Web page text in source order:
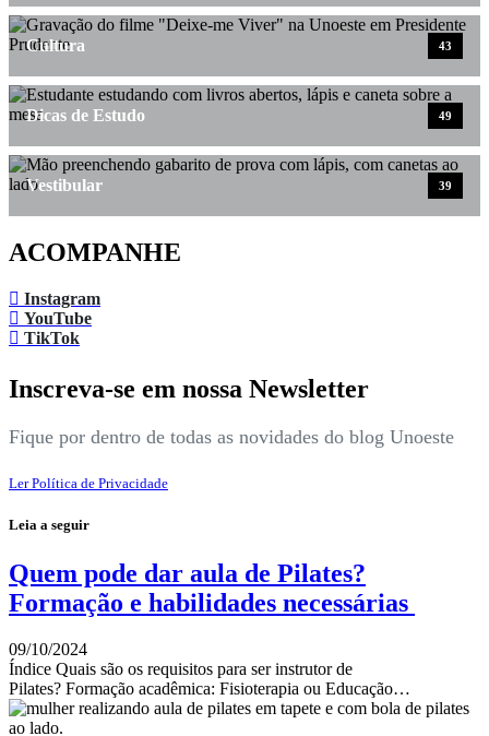
Cultura 43
Dicas de Estudo 49
Vestibular 39
ACOMPANHE
Instagram
YouTube
TikTok
Inscreva-se em nossa Newsletter
Fique por dentro de todas as novidades do blog Unoeste
Ler Política de Privacidade
Leia a seguir
Quem pode dar aula de Pilates?
Formação e habilidades necessárias
09/10/2024
Índice Quais são os requisitos para ser instrutor de
Pilates? Formação acadêmica: Fisioterapia ou Educação…